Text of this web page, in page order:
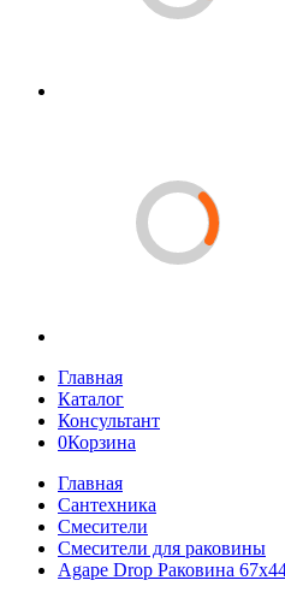
Главная
Каталог
Консультант
0Корзина
Главная
Сантехника
Смесители
Смесители для раковины
Agape Drop Раковина